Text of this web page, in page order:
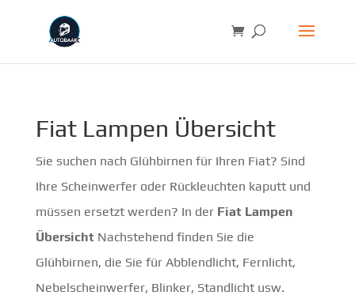
Fiat Lampen Übersicht
Sie suchen nach Glühbirnen für Ihren Fiat? Sind
Ihre Scheinwerfer oder Rückleuchten kaputt und
müssen ersetzt werden? In derFiat Lampen
ÜbersichtNachstehend finden Sie die
Glühbirnen, die Sie für Abblendlicht, Fernlicht,
Nebelscheinwerfer, Blinker, Standlicht usw.